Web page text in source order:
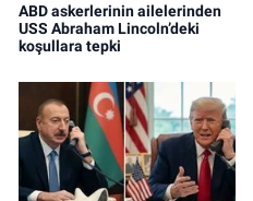
ABD askerlerinin ailelerinden
USS Abraham Lincoln’deki
koşullara tepki